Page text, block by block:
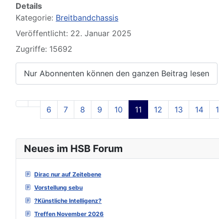
Neues im HSB Forum
Dirac nur auf Zeitebene
Vorstellung sebu
?Künstliche Intelligenz?
Treffen November 2026
Details
Kategorie: Breitbandchassis
Veröffentlicht: 22. Januar 2025
Zugriffe: 15692
Nur Abonnenten können den ganzen Beitrag lesen
6 7 8 9 10 11 12 13 14